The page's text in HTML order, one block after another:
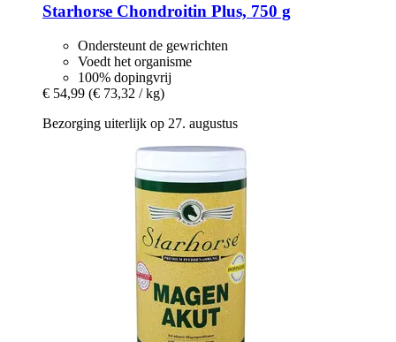
Starhorse Chondroitin Plus, 750 g
Ondersteunt de gewrichten
Voedt het organisme
100% dopingvrij
€ 54,99 (€ 73,32 / kg)
Bezorging uiterlijk op 27. augustus